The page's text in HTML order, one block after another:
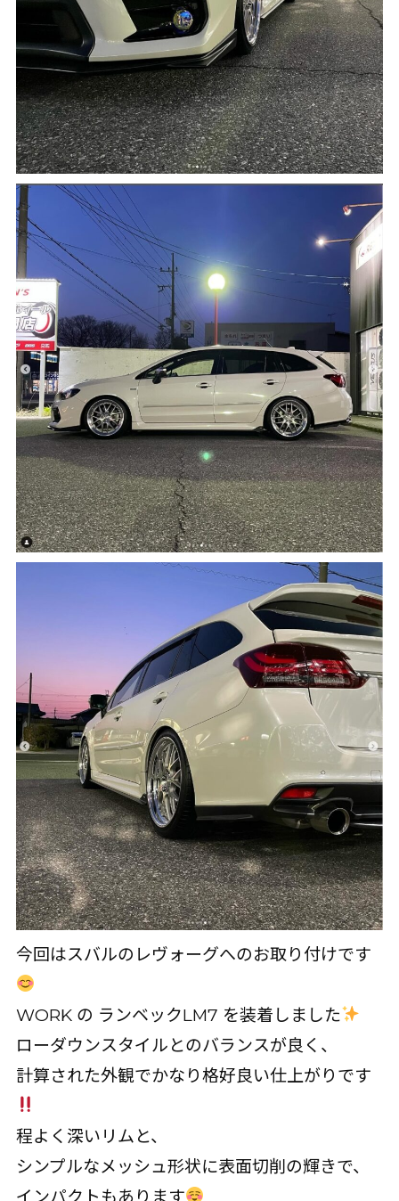
今回はスバルのレヴォーグへのお取り付けです
WORK の ランベックLM7 を装着しました
ローダウンスタイルとのバランスが良く、
計算された外観でかなり格好良い仕上がりです
程よく深いリムと、
シンプルなメッシュ形状に表面切削の輝きで、
インパクトもあります